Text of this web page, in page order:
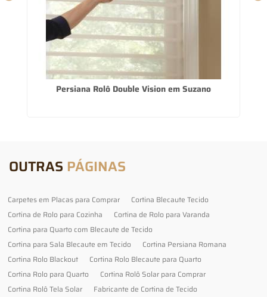
Persiana Rolô Double Vision em Suzano
OUTRAS PÁGINAS
Carpetes em Placas para Comprar
Cortina Blecaute Tecido
Cortina de Rolo para Cozinha
Cortina de Rolo para Varanda
Cortina para Quarto com Blecaute de Tecido
Cortina para Sala Blecaute em Tecido
Cortina Persiana Romana
Cortina Rolo Blackout
Cortina Rolo Blecaute para Quarto
Cortina Rolo para Quarto
Cortina Rolô Solar para Comprar
Cortina Rolô Tela Solar
Fabricante de Cortina de Tecido